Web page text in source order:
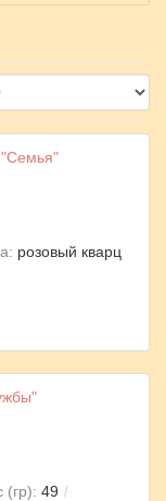
розовый кварц
(гр): 49